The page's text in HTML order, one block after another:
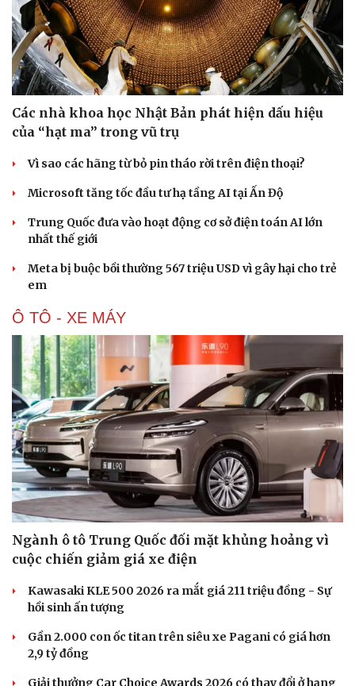
Du lịch
Tư vấn
Săn Tour
Podcast
Đọc truyện đêm khuya
Các nhà khoa học Nhật Bản phát hiện dấu hiệu
của “hạt ma” trong vũ trụ
Vì sao các hãng từ bỏ pin tháo rời trên điện thoại?
Microsoft tăng tốc đầu tư hạ tầng AI tại Ấn Độ
Trung Quốc đưa vào hoạt động cơ sở điện toán AI lớn
nhất thế giới
Meta bị buộc bồi thường 567 triệu USD vì gây hại cho trẻ
em
Ô TÔ - XE MÁY
Ngành ô tô Trung Quốc đối mặt khủng hoảng vì
cuộc chiến giảm giá xe điện
Kawasaki KLE 500 2026 ra mắt giá 211 triệu đồng - Sự
hồi sinh ấn tượng
Gần 2.000 con ốc titan trên siêu xe Pagani có giá hơn
2,9 tỷ đồng
Giải thưởng Car Choice Awards 2026 có thay đổi ở hạng